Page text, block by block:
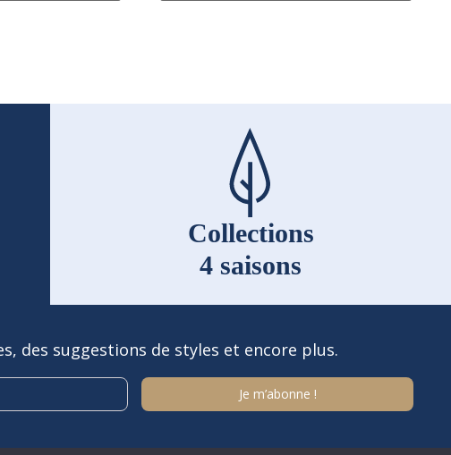
Collections
4 saisons
des suggestions de styles et encore plus.